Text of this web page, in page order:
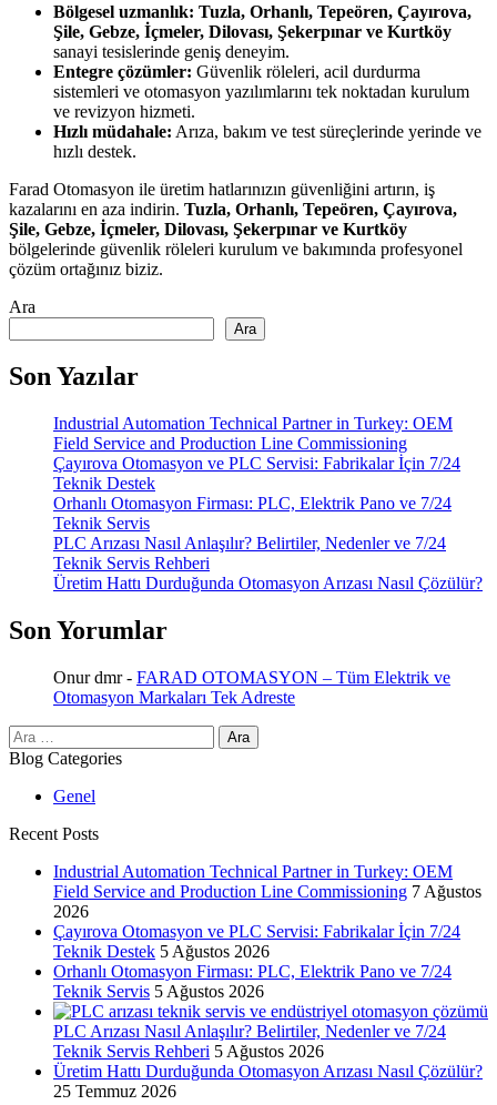
Bölgesel uzmanlık: Tuzla, Orhanlı, Tepeören, Çayırova,
Şile, Gebze, İçmeler, Dilovası, Şekerpınar ve Kurtköy
sanayi tesislerinde geniş deneyim.
Entegre çözümler: Güvenlik röleleri, acil durdurma
sistemleri ve otomasyon yazılımlarını tek noktadan kurulum
ve revizyon hizmeti.
Hızlı müdahale: Arıza, bakım ve test süreçlerinde yerinde ve
hızlı destek.
Farad Otomasyon ile üretim hatlarınızın güvenliğini artırın, iş
kazalarını en aza indirin. Tuzla, Orhanlı, Tepeören, Çayırova,
Şile, Gebze, İçmeler, Dilovası, Şekerpınar ve Kurtköy
bölgelerinde güvenlik röleleri kurulum ve bakımında profesyonel
çözüm ortağınız biziz.
Ara
Ara
Son Yazılar
Industrial Automation Technical Partner in Turkey: OEM
Field Service and Production Line Commissioning
Çayırova Otomasyon ve PLC Servisi: Fabrikalar İçin 7/24
Teknik Destek
Orhanlı Otomasyon Firması: PLC, Elektrik Pano ve 7/24
Teknik Servis
PLC Arızası Nasıl Anlaşılır? Belirtiler, Nedenler ve 7/24
Teknik Servis Rehberi
Üretim Hattı Durduğunda Otomasyon Arızası Nasıl Çözülür?
Son Yorumlar
Onur dmr- FARAD OTOMASYON – Tüm Elektrik ve
Otomasyon Markaları Tek Adreste
Arama:
Blog Categories
Genel
Recent Posts
Industrial Automation Technical Partner in Turkey: OEM
Field Service and Production Line Commissioning 7 Ağustos
2026
Çayırova Otomasyon ve PLC Servisi: Fabrikalar İçin 7/24
Teknik Destek 5 Ağustos 2026
Orhanlı Otomasyon Firması: PLC, Elektrik Pano ve 7/24
Teknik Servis 5 Ağustos 2026
PLC Arızası Nasıl Anlaşılır? Belirtiler, Nedenler ve 7/24
Teknik Servis Rehberi 5 Ağustos 2026
Üretim Hattı Durduğunda Otomasyon Arızası Nasıl Çözülür?
25 Temmuz 2026